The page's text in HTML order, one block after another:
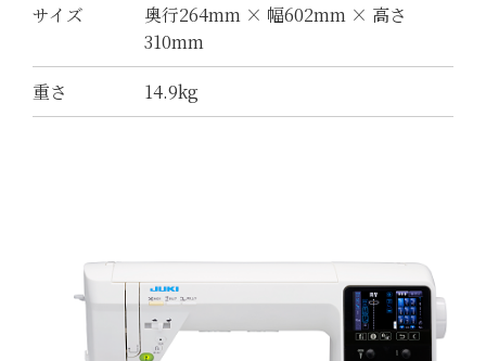
サイズ
奥行264mm × 幅602mm × 高さ
310mm
重さ
14.9kg